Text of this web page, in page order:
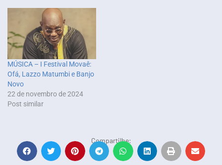
Compartilhe:
MÚSICA – I Festival Movaê:
Ofá, Lazzo Matumbi e Banjo
Novo
22 de novembro de 2024
Post similar